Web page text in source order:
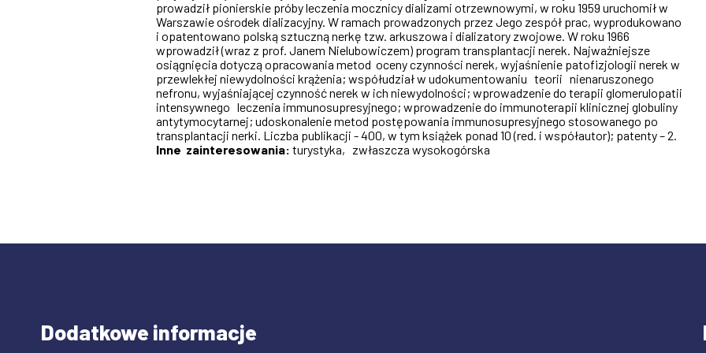
prowadził pionierskie próby leczenia mocznicy dializami otrzewnowymi, w roku 1959 uruchomił w
Warszawie ośrodek dializacyjny. W ramach prowadzonych przez Jego zespół prac, wyprodukowano
i opatentowano polską sztuczną nerkę tzw. arkuszowa i dializatory zwojowe. W roku 1966
wprowadził (wraz z prof. Janem Nielubowiczem) program transplantacji nerek. Najważniejsze
osiągnięcia dotyczą opracowania metod oceny czynności nerek, wyjaśnienie patofizjologii nerek w
przewlekłej niewydolności krążenia; współudział w udokumentowaniu teorii nienaruszonego
nefronu, wyjaśniającej czynność nerek w ich niewydolności; wprowadzenie do terapii glomerulopatii
intensywnego leczenia immunosupresyjnego; wprowadzenie do immunoterapii klinicznej globuliny
antytymocytarnej; udoskonalenie metod postępowania immunosupresyjnego stosowanego po
transplantacji nerki. Liczba publikacji - 400, w tym książek ponad 10 (red. i współautor); patenty – 2.
Inne zainteresowania: turystyka, zwłaszcza wysokogórska
Dodatkowe informacje